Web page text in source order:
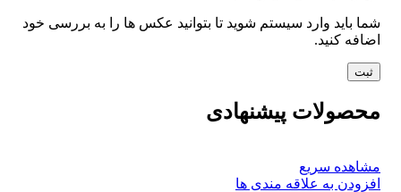
شما باید وارد سیستم شوید تا بتوانید عکس ها را به بررسی خود
اضافه کنید.
محصولات پیشنهادی
مشاهده سریع
افزودن به علاقه مندی ها